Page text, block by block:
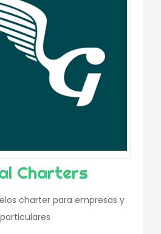
Charters
charter para empresas y
particulares